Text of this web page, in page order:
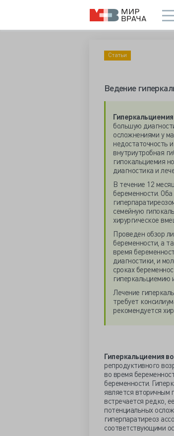
Статьи
Ведение
большую
осложнениями у
недостаточность
внутриутробная
гипокальциемия
диагностика и
В течение 12
беременности.
семейную
хирургическое
Проведен обзор
беременности, а
время
диагностики, и
сроках
гиперкальциемию
Лечение
требует
рекомендуется
Гиперкальциемия
репродуктивного
во время
беременности.
является
встречается редко,
потенциальных
гиперпаратиреоз
соответствующими